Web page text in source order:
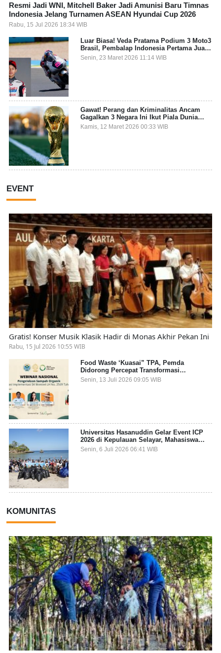
Resmi Jadi WNI, Mitchell Baker Jadi Amunisi Baru Timnas
Indonesia Jelang Turnamen ASEAN Hyundai Cup 2026
Rabu, 15 Jul 2026 18:34 WIB
Luar Biasa! Veda Pratama Podium 3 Moto3
Brasil, Pembalap Indonesia Pertama Juara
Grand Prix
Senin, 23 Maret 2026 11:14 WIB
Gawat! Perang dan Kriminalitas Ancam
Gagalkan 3 Negara Ini Ikut Piala Dunia
2026
Kamis, 12 Maret 2026 00:33 WIB
EVENT
Gratis! Konser Musik Klasik Hadir di Monas Akhir Pekan Ini
Rabu, 15 Jul 2026 10:55 WIB
Food Waste ‘Kuasai” TPA, Pemda
Didorong Percepat Transformasi
Pengelolaan Sampah Organik dari Sumber
Senin, 13 Juli 2026 09:05 WIB
Universitas Hasanuddin Gelar Event ICP
2026 di Kepulauan Selayar, Mahasiswa
dari 27 Negara Jadi Partisipan
Senin, 6 Juli 2026 06:41 WIB
KOMUNITAS